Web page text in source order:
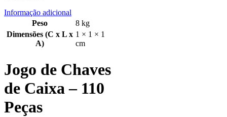
Informação adicional
Peso
8 kg
Dimensões (C x L x
A)
1 × 1 × 1
cm
Jogo de Chaves
de Caixa – 110
Peças